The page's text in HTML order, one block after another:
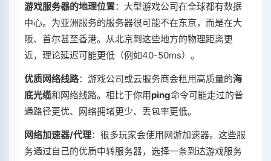
游戏服务器的地理位置：大型游戏公司在全球都有数据
中心。为亚洲服务的服务器很可能不在东京，而是在大
阪、首尔甚至香港。从北京到这些地方的物理距离更
近，理论延迟可能更低（例如40-50ms）。
优质网络线路：游戏公司或云服务商会租用高质量的海
底光缆和网络线路。相比于你用ping命令可能走过的普
通路径更优、网络拥堵更少、丢包率更低。
网络加速器/代理：很多玩家会使用网游加速器。这些服
务通过自己的优质中转服务器，选择一条到达游戏服务